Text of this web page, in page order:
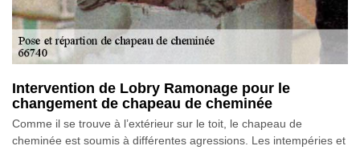
Intervention de Lobry Ramonage pour le
changement de chapeau de cheminée
Comme il se trouve à l’extérieur sur le toit, le chapeau de
cheminée est soumis à différentes agressions. Les intempéries et